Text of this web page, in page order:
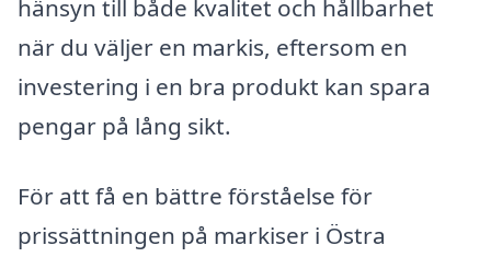
hänsyn till både kvalitet och hållbarhet
när du väljer en markis, eftersom en
investering i en bra produkt kan spara
pengar på lång sikt.
För att få en bättre förståelse för
prissättningen på markiser i Östra